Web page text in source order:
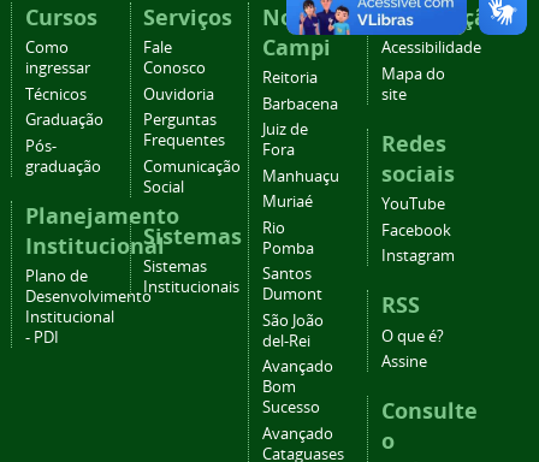
Cursos
Como
ingressar
Técnicos
Graduação
Pós-
graduação
Planejamento
Institucional
Plano de
Desenvolvimento
Institucional
- PDI
Serviços
Fale
Conosco
Ouvidoria
Perguntas
Frequentes
Comunicação
Social
Sistemas
Sistemas
Institucionais
Nossos
Campi
Reitoria
Barbacena
Juiz de
Fora
Manhuaçu
Muriaé
Rio
Pomba
Santos
Dumont
São João
del-Rei
Avançado
Bom
Sucesso
Avançado
Cataguases
Navegação
Acessibilidade
Mapa do
site
Redes
sociais
YouTube
Facebook
Instagram
RSS
O que é?
Assine
Consulte
o